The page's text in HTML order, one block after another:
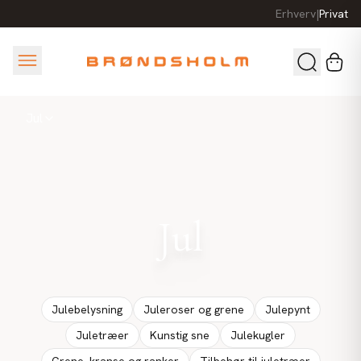
Erhverv|Privat
Julebelysning Juleroser og grene
Julepynt
Juletræer
Kunstig sne
Julekugler